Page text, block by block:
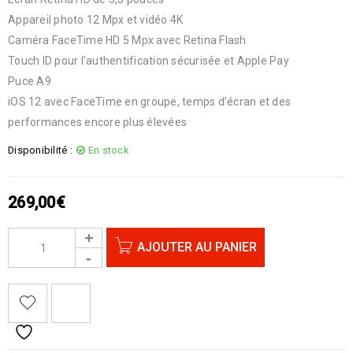
Appareil photo 12 Mpx et vidéo 4K
Caméra FaceTime HD 5 Mpx avec Retina Flash
Touch ID pour l’authentification sécurisée et Apple Pay
Puce A9
iOS 12 avec FaceTime en groupe, temps d’écran et des
performances encore plus élevées
Disponibilité : En stock
269,00€
AJOUTER AU PANIER